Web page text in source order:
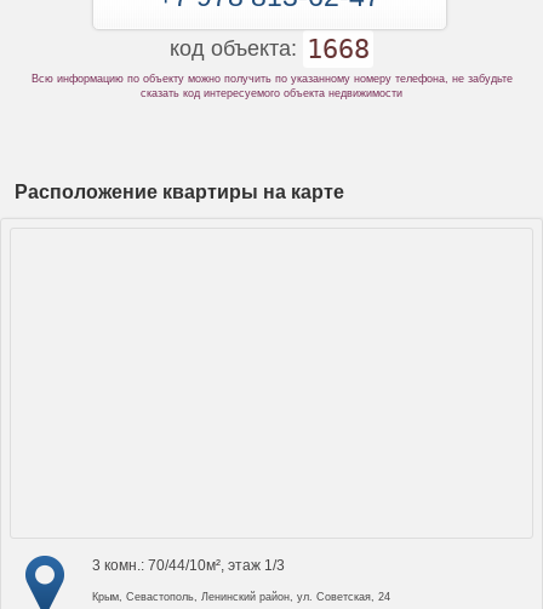
код объекта: 1668
Всю информацию по объекту можно получить по указанному номеру телефона, не забудьте
сказать код интересуемого объекта недвижимости
Расположение квартиры на карте
3 комн.: 70/44/10м², этаж 1/3
Крым, Севастополь, Ленинский район, ул. Советская, 24